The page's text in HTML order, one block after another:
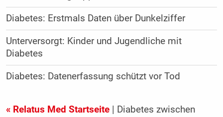
Diabetes: Erstmals Daten über Dunkelziffer
Unterversorgt: Kinder und Jugendliche mit
Diabetes
Diabetes: Datenerfassung schützt vor Tod
« Relatus Med Startseite| Diabetes zwischen